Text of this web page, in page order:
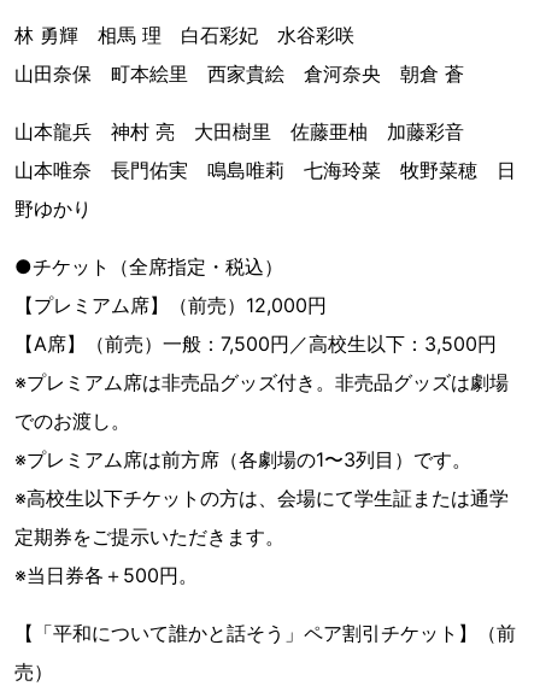
林 勇輝 相馬 理 白石彩妃 水谷彩咲
山田奈保 町本絵里 西家貴絵 倉河奈央 朝倉 蒼
山本龍兵 神村 亮 大田樹里 佐藤亜柚 加藤彩音
山本唯奈 長門佑実 鳴島唯莉 七海玲菜 牧野菜穂 日
野ゆかり
●チケット（全席指定・税込）
【プレミアム席】（前売）12,000円
【A席】（前売）一般：7,500円／高校生以下：3,500円
※プレミアム席は非売品グッズ付き。非売品グッズは劇場
でのお渡し。
※プレミアム席は前方席（各劇場の1〜3列目）です。
※高校生以下チケットの方は、会場にて学生証または通学
定期券をご提示いただきます。
※当日券各＋500円。
【「平和について誰かと話そう」ペア割引チケット】（前
売）